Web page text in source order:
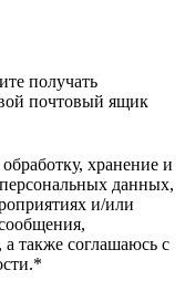
получать
почтовый ящик
хранение и
данных,
и/или
а также соглашаюсь с